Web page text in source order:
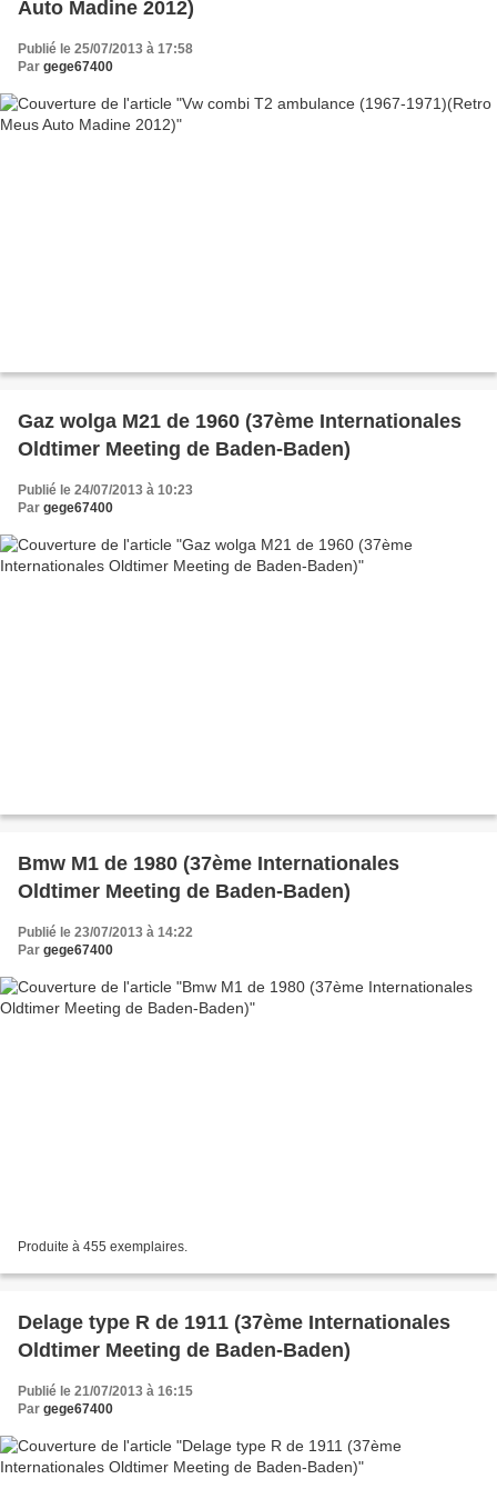
Auto Madine 2012)
Publié le 25/07/2013 à 17:58
Par gege67400
Gaz wolga M21 de 1960 (37ème Internationales
Oldtimer Meeting de Baden-Baden)
Publié le 24/07/2013 à 10:23
Par gege67400
Bmw M1 de 1980 (37ème Internationales
Oldtimer Meeting de Baden-Baden)
Publié le 23/07/2013 à 14:22
Par gege67400
Produite à 455 exemplaires.
Delage type R de 1911 (37ème Internationales
Oldtimer Meeting de Baden-Baden)
Publié le 21/07/2013 à 16:15
Par gege67400